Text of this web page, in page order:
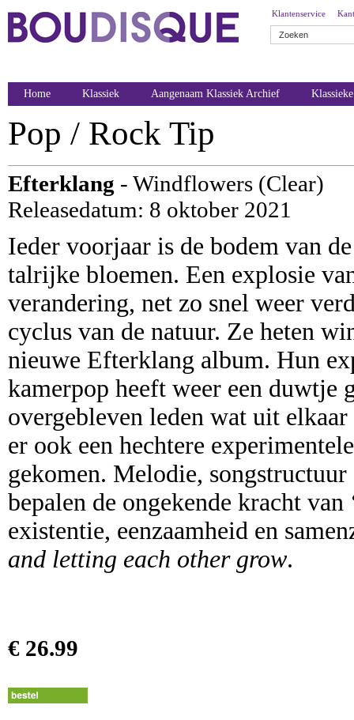
Klantenservice
Home Klassiek Aangenaam Klassiek Archief
Pop / Rock Tip
Efterklang - Windflowers (Clear)
Releasedatum: 8 oktober 2021
Ieder voorjaar is de bodem van
talrijke bloemen. Een explosie
verandering, net zo snel weer
cyclus van de natuur. Ze heten
nieuwe Efterklang album. Hun
kamerpop heeft weer een duwtje
overgebleven leden wat uit
er ook een hechtere
gekomen. Melodie,
bepalen de ongekende kracht
existentie, eenzaamheid en
and letting each other grow.
€ 26.99